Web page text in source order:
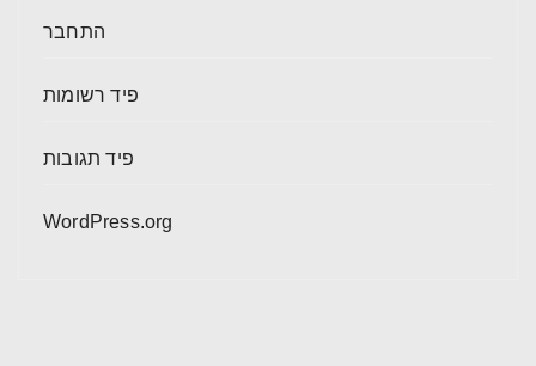
התחבר
פיד רשומות
פיד תגובות
WordPress.org